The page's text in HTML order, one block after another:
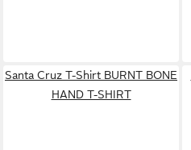
Santa Cruz T-Shirt BURNT BONE
HAND T-SHIRT